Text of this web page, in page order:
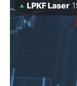
BO-
LPKF Laser